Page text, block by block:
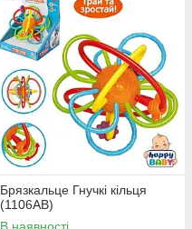
Брязкальце Гнучкі кільця
(1106AB)